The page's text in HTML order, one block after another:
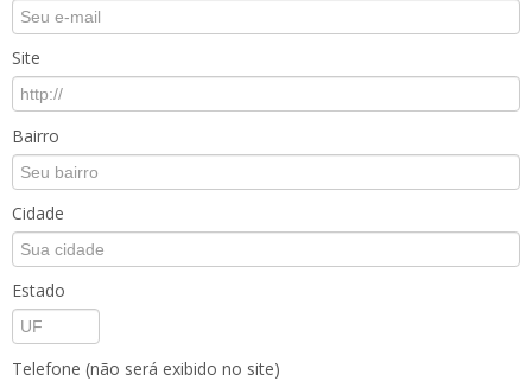
Site
Bairro
Cidade
Estado
Telefone (não será exibido no site)